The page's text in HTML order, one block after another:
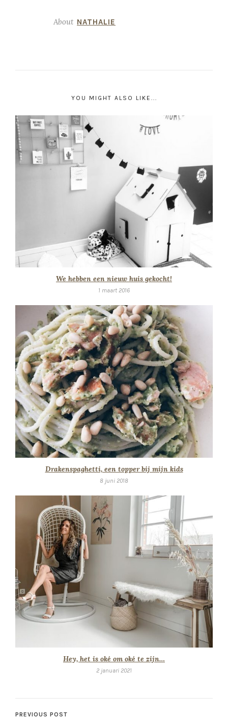
About NATHALIE
YOU MIGHT ALSO LIKE...
We hebben een nieuw huis gekocht!
1 maart 2016
Drakenspaghetti, een topper bij mijn kids
8 juni 2018
Hey, het is oké om oké te zijn…
2 januari 2021
PREVIOUS POST